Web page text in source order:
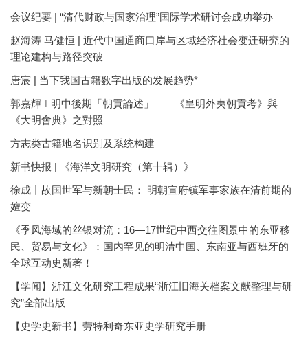
会议纪要 | “清代财政与国家治理”国际学术研讨会成功举办
赵海涛 马健恒 | 近代中国通商口岸与区域经济社会变迁研究的
理论建构与路径突破
唐宸 | 当下我国古籍数字出版的发展趋势*
郭嘉輝 ‖ 明中後期「朝貢論述」——《皇明外夷朝貢考》與
《大明會典》之對照
方志类古籍地名识别及系统构建
新书快报 | 《海洋文明研究（第十辑）》
徐成丨故国世军与新朝士民： 明朝宣府镇军事家族在清前期的
嬗变
《季风海域的丝银对流：16—17世纪中西交往图景中的东亚移
民、贸易与文化》：国内罕见的明清中国、东南亚与西班牙的
全球互动史新著！
【学闻】浙江文化研究工程成果“浙江旧海关档案文献整理与研
究”全部出版
【史学史新书】劳特利奇东亚史学研究手册